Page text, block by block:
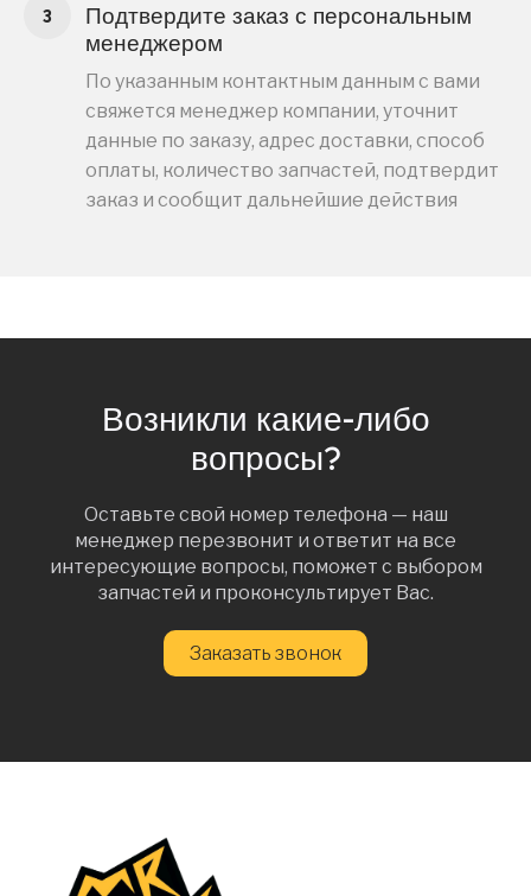
Подтвердите заказ с персональным
менеджером
По указанным контактным данным с вами
свяжется менеджер компании, уточнит
данные по заказу, адрес доставки, способ
оплаты, количество запчастей, подтвердит
заказ и сообщит дальнейшие действия
Возникли какие-либо
вопросы?
Оставьте свой номер телефона — наш
менеджер перезвонит и ответит на все
интересующие вопросы, поможет с выбором
запчастей и проконсультирует Вас.
Заказать звонок